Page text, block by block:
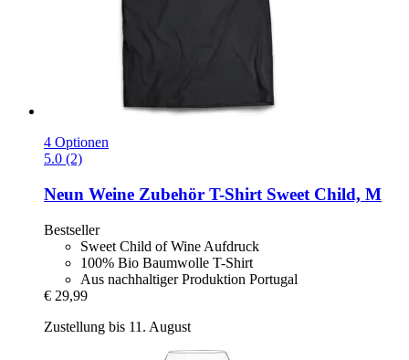
4 Optionen
5.0 (2)
Neun Weine Zubehör T-​Shirt Sweet Child, M
Bestseller
Sweet Child of Wine Aufdruck
100% Bio Baumwolle T-Shirt
Aus nachhaltiger Produktion Portugal
€ 29,99
Zustellung bis 11. August